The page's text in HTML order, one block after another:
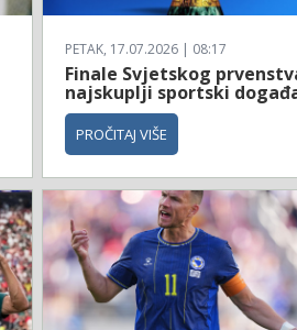
PETAK, 17.07.2026 | 08:17
Finale Svjetskog
najskuplji sportski
PROČITAJ VIŠE